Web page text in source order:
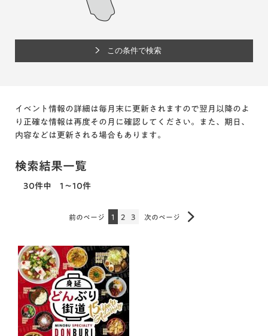
イベント情報の詳細は毎月末に更新されますので翌月以降のよ
り正確な情報は再度その月に確認してください。また、期日、
内容などは更新される場合もあります。
検索結果一覧
30件中 1～10件
前のページ 1 2 3 次のページ